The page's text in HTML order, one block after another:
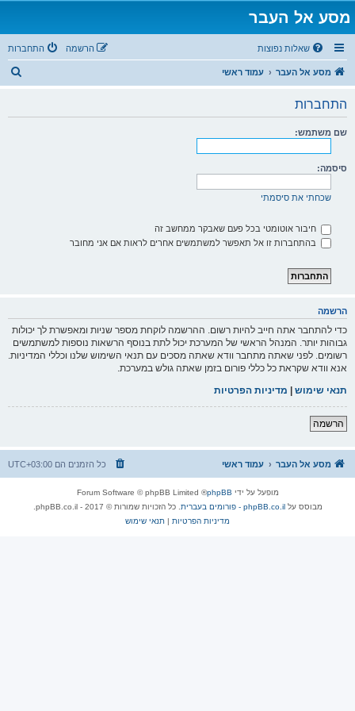
מסע אל העבר
שאלות נפוצות התחברות הרשמה
מסע אל העבר עמוד ראשי
התחברות
שם משתמש:
סיסמה:
שכחתי את סיסמתי
חיבור אוטומטי בכל פעם שאבקר ממחשב זה
בהתחברות זו אל תאפשר למשתמשים אחרים לראות אם אני מחובר
הרשמה
כדי להתחבר אתה חייב להיות רשום. ההרשמה לוקחת מספר שניות ומאפשרת לך יכולות
גבוהות יותר. המנהל הראשי של המערכת יכול לתת בנוסף הרשאות נוספות למשתמשים
רשומים. לפני שאתה מתחבר וודא שאתה מסכים עם תנאי השימוש שלנו וכללי המדיניות.
אנא וודא שקראת כל כללי פורום בזמן שאתה גולש במערכת.
תנאי שימוש | מדיניות הפרטיות
הרשמה
מסע אל העבר עמוד ראשי כל הזמנים הם UTC+03:00
מופעל על ידי phpBB
® Forum Software © phpBB Limited
מבוסס עלphpBB.co.il - פורומים בעברית
. כל הזכויות שמורות © 2017 - phpBB.co.il.
מדיניות הפרטיות | תנאי שימוש